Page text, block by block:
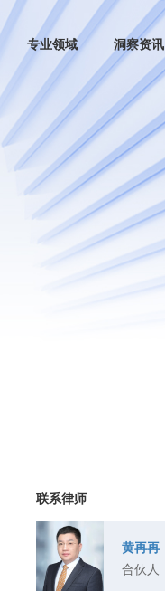
专业领域 洞察资讯
联系律师
黄再再
合伙人